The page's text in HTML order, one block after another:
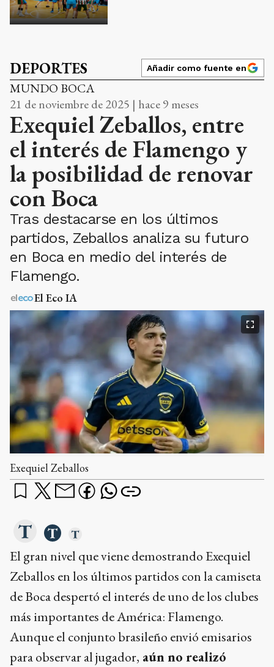
DEPORTES Añadir como fuente en
MUNDO BOCA
21 de noviembre de 2025 | hace 9 meses
Exequiel Zeballos, entre
el interés de Flamengo y
la posibilidad de renovar
con Boca
Tras destacarse en los últimos
partidos, Zeballos analiza su futuro
en Boca en medio del interés de
Flamengo.
El Eco IA
Exequiel Zeballos
El gran nivel que viene demostrando Exequiel
Zeballos en los últimos partidos con la camiseta
de Boca despertó el interés de uno de los clubes
más importantes de América: Flamengo.
Aunque el conjunto brasileño envió emisarios
para observar al jugador, aún no realizó